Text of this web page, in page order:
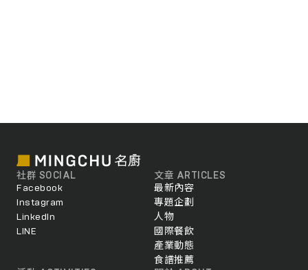
社群 SOCIAL
Facebook
Instagram
LinkedIn
LINE
文章 ARTICLES
最新內容
專題企劃
人物
國際餐飲
產業動態
食譜推薦